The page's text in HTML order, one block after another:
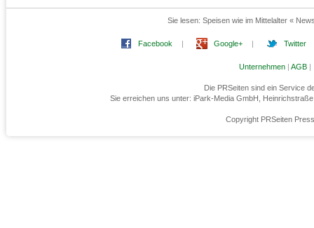
Sie lesen: Speisen wie im Mittelalter «
Facebook | Google+ | Twitter
Unternehmen | AGB |
Die PRSeiten sind ein Service
Sie erreichen uns unter: iPark-Media GmbH,
Copyright PRSeiten